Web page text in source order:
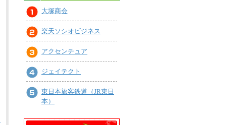
大塚商会
楽天ソシオビジネス
アクセンチュア
ジェイテクト
東日本旅客鉄道（JR東日
本）